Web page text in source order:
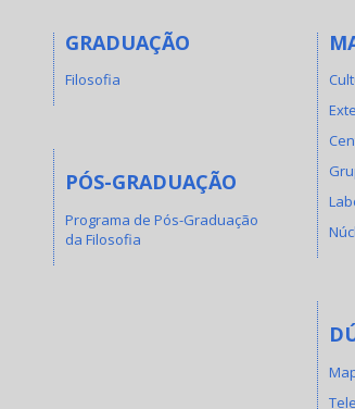
GRADUAÇÃO
Filosofia
PÓS-GRADUAÇÃO
Programa de Pós-Graduação
da Filosofia